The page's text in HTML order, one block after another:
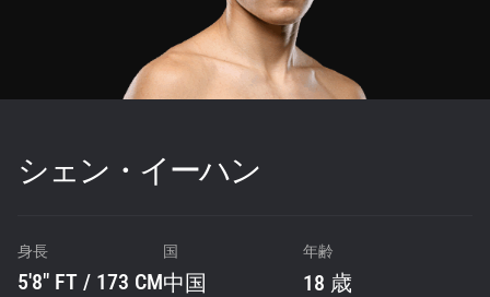
シェン・イーハン
身長
5'8" FT / 173 CM
国
中国
年齢
18 歳